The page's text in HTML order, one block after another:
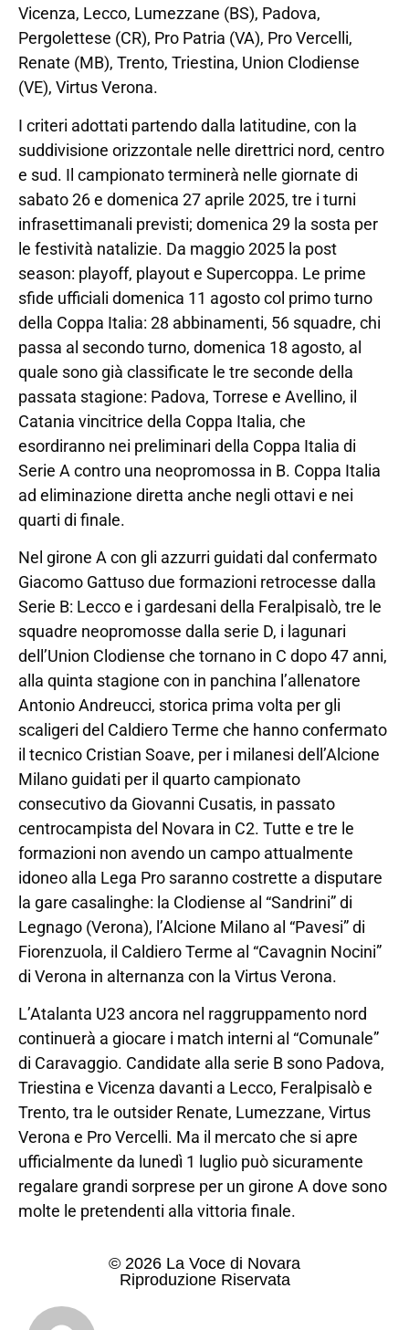
Vicenza, Lecco, Lumezzane (BS), Padova,
Pergolettese (CR), Pro Patria (VA), Pro Vercelli,
Renate (MB), Trento, Triestina, Union Clodiense
(VE), Virtus Verona.
I criteri adottati partendo dalla latitudine, con la
suddivisione orizzontale nelle direttrici nord, centro
e sud. Il campionato terminerà nelle giornate di
sabato 26 e domenica 27 aprile 2025, tre i turni
infrasettimanali previsti; domenica 29 la sosta per
le festività natalizie. Da maggio 2025 la post
season: playoff, playout e Supercoppa. Le prime
sfide ufficiali domenica 11 agosto col primo turno
della Coppa Italia: 28 abbinamenti, 56 squadre, chi
passa al secondo turno, domenica 18 agosto, al
quale sono già classificate le tre seconde della
passata stagione: Padova, Torrese e Avellino, il
Catania vincitrice della Coppa Italia, che
esordiranno nei preliminari della Coppa Italia di
Serie A contro una neopromossa in B. Coppa Italia
ad eliminazione diretta anche negli ottavi e nei
quarti di finale.
Nel girone A con gli azzurri guidati dal confermato
Giacomo Gattuso due formazioni retrocesse dalla
Serie B: Lecco e i gardesani della Feralpisalò, tre le
squadre neopromosse dalla serie D, i lagunari
dell’Union Clodiense che tornano in C dopo 47 anni,
alla quinta stagione con in panchina l’allenatore
Antonio Andreucci, storica prima volta per gli
scaligeri del Caldiero Terme che hanno confermato
il tecnico Cristian Soave, per i milanesi dell’Alcione
Milano guidati per il quarto campionato
consecutivo da Giovanni Cusatis, in passato
centrocampista del Novara in C2. Tutte e tre le
formazioni non avendo un campo attualmente
idoneo alla Lega Pro saranno costrette a disputare
la gare casalinghe: la Clodiense al “Sandrini” di
Legnago (Verona), l’Alcione Milano al “Pavesi” di
Fiorenzuola, il Caldiero Terme al “Cavagnin Nocini”
di Verona in alternanza con la Virtus Verona.
L’Atalanta U23 ancora nel raggruppamento nord
continuerà a giocare i match interni al “Comunale”
di Caravaggio. Candidate alla serie B sono Padova,
Triestina e Vicenza davanti a Lecco, Feralpisalò e
Trento, tra le outsider Renate, Lumezzane, Virtus
Verona e Pro Vercelli. Ma il mercato che si apre
ufficialmente da lunedì 1 luglio può sicuramente
regalare grandi sorprese per un girone A dove sono
molte le pretendenti alla vittoria finale.
© 2026 La Voce di Novara
Riproduzione Riservata